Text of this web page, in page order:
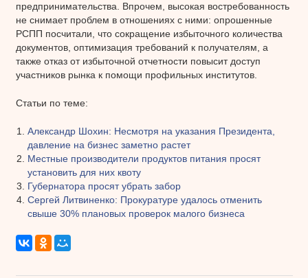
предпринимательства. Впрочем, высокая востребованность
не снимает проблем в отношениях с ними: опрошенные
РСПП посчитали, что сокращение избыточного количества
документов, оптимизация требований к получателям, а
также отказ от избыточной отчетности повысит доступ
участников рынка к помощи профильных институтов.
Статьи по теме:
Александр Шохин: Несмотря на указания Президента,
давление на бизнес заметно растет
Местные производители продуктов питания просят
установить для них квоту
Губернатора просят убрать забор
Сергей Литвиненко: Прокуратуре удалось отменить
свыше 30% плановых проверок малого бизнеса